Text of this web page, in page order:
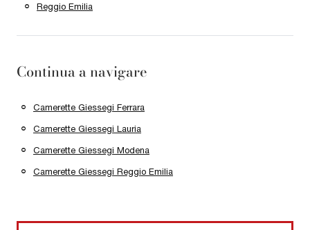
Reggio Emilia
Continua a navigare
Camerette Giessegi Ferrara
Camerette Giessegi Lauria
Camerette Giessegi Modena
Camerette Giessegi Reggio Emilia